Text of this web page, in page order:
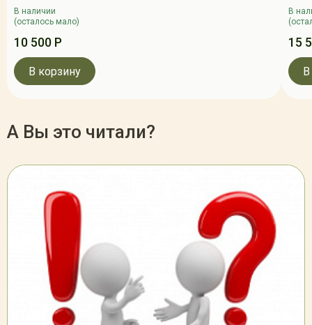
В наличии
(осталось мало)
10 500 Р
В корзину
В
15
А Вы это читали?